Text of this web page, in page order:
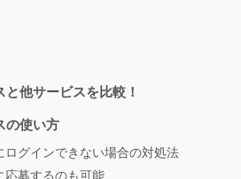
と他サービスを比較！
の使い方
ログインできない場合の対処法
応募するのも可能